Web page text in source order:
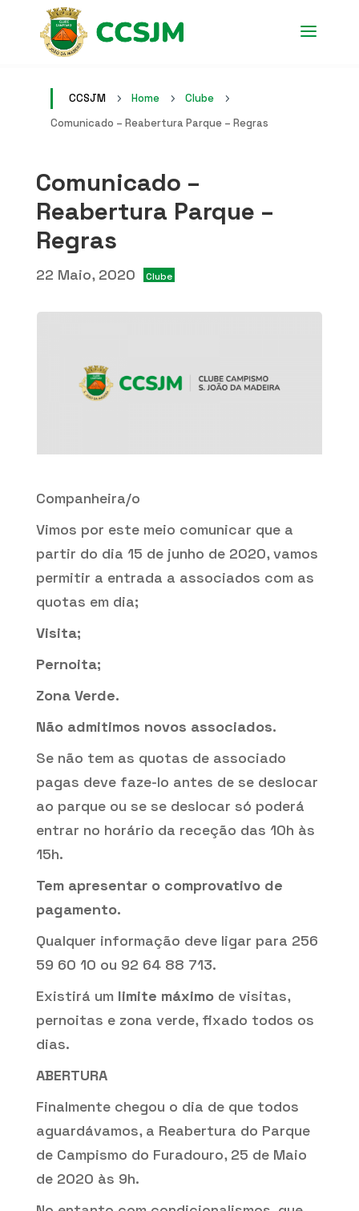
CCSJM 5 Home 5 Clube 5
Comunicado – Reabertura Parque – Regras
Comunicado –
Reabertura Parque –
Regras
22 Maio, 2020 Clube
Companheira/o
Vimos por este meio comunicar que a
partir do dia 15 de junho de 2020, vamos
permitir a entrada a associados com as
quotas em dia;
Visita;
Pernoita;
Zona Verde.
Não admitimos novos associados.
Se não tem as quotas de associado
pagas deve faze-lo antes de se deslocar
ao parque ou se se deslocar só poderá
entrar no horário da receção das 10h às
15h.
Tem apresentar o comprovativo de
pagamento.
Qualquer informação deve ligar para 256
59 60 10 ou 92 64 88 713.
Existirá um limite máximode visitas,
pernoitas e zona verde, fixado todos os
dias.
ABERTURA
Finalmente chegou o dia de que todos
aguardávamos, a Reabertura do Parque
de Campismo do Furadouro, 25 de Maio
de 2020 às 9h.